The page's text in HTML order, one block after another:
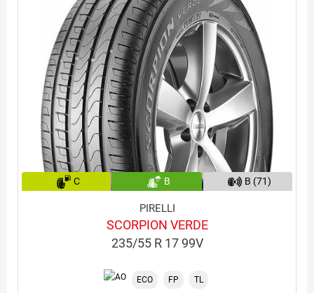
C B B (71)
PIRELLI
SCORPION VERDE
235/55 R 17 99V
ECO FP TL